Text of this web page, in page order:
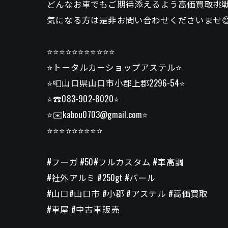
どんなお車でもご期待添えるよう高価買取挑
気になる方は是非お問い合わせくださいませ
⭐️⭐️⭐️⭐️⭐️⭐️⭐️⭐️⭐️⭐️⭐️
⭐️トータルカーショップアステル⭐️
⭐️📮山口県山口市小郡上郡2296-54⭐️
⭐️☎️083-902-8020⭐️
⭐️✉️kabou0703@gmail.com⭐️
⭐️⭐️⭐️⭐️⭐️⭐️⭐️⭐️⭐️
#フーガ #50#フルカスタム #車高調
#社外アルミ #250gt #パール
#山口#山口市 #小郡 #アステル #高価買取
#車屋 #中古車販売